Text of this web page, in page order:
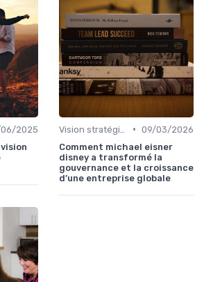
2025
• 09/03/2026
Comment michael eisner
disney a transformé la
gouvernance et la croissance
d’une entreprise globale